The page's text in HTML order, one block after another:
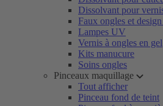
Dissolvant pour
Faux ongles et
Lampes UV
Vernis à ongles en gel
Kits manucure
Soins ongles
Pinceaux maquillage
Tout afficher
Pinceau fond de teint